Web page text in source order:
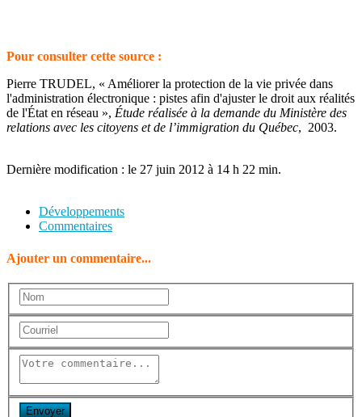
Pour consulter cette source :
Pierre TRUDEL, « Améliorer la protection de la vie privée dans
l'administration électronique : pistes afin d'ajuster le droit aux réalités
de l'État en réseau », Étude réalisée à la demande du Ministère des
relations avec les citoyens et de l’immigration du Québec, 2003.
Dernière modification : le 27 juin 2012 à 14 h 22 min.
Développements
Commentaires
Ajouter un commentaire...